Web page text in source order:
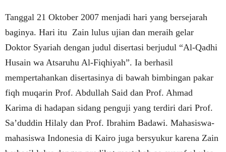
Tanggal 21 Oktober 2007 menjadi hari yang bersejarah
baginya. Hari itu Zain lulus ujian dan meraih gelar
Doktor Syariah dengan judul disertasi berjudul “Al-Qadhi
Husain wa Atsaruhu Al-Fiqhiyah”. Ia berhasil
mempertahankan disertasinya di bawah bimbingan pakar
fiqh muqarin Prof. Abdullah Said dan Prof. Ahmad
Karima di hadapan sidang penguji yang terdiri dari Prof.
Sa’duddin Hilaly dan Prof. Ibrahim Badawi. Mahasiswa-
mahasiswa Indonesia di Kairo juga bersyukur karena Zain